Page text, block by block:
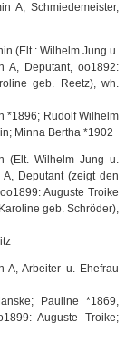
A, Schmiedemeister,
(Elt.: Wilhelm Jung u.
A, Deputant, oo1892:
geb. Reetz), wh.
*1896; Rudolf Wilhelm
Minna Bertha *1902
(Elt. Wilhelm Jung u.
Deputant (zeigt den
Auguste Troike
geb. Schröder),
A, Arbeiter u. Ehefrau
Pauline *1869,
Auguste Troike;